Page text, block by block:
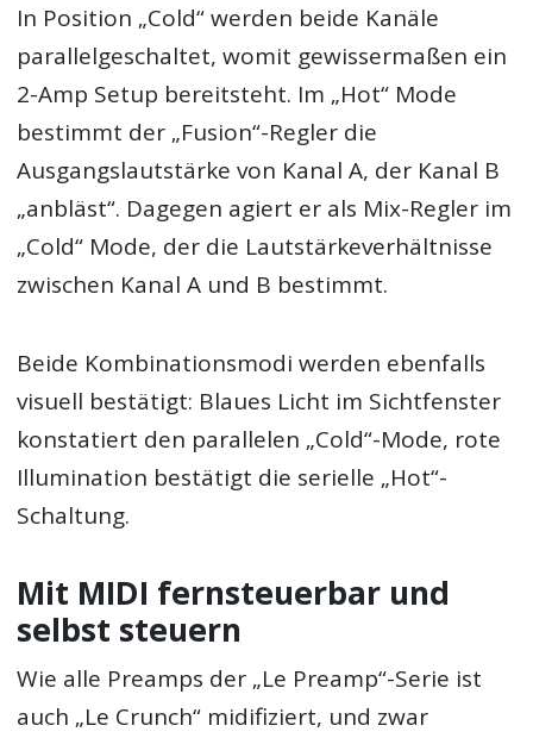
In Position „Cold“ werden beide Kanäle
parallelgeschaltet, womit gewissermaßen ein
2-Amp Setup bereitsteht. Im „Hot“ Mode
bestimmt der „Fusion“-Regler die
Ausgangslautstärke von Kanal A, der Kanal B
„anbläst“. Dagegen agiert er als Mix-Regler im
„Cold“ Mode, der die Lautstärkeverhältnisse
zwischen Kanal A und B bestimmt.
Beide Kombinationsmodi werden ebenfalls
visuell bestätigt: Blaues Licht im Sichtfenster
konstatiert den parallelen „Cold“-Mode, rote
Illumination bestätigt die serielle „Hot“-
Schaltung.
Mit MIDI fernsteuerbar und
selbst steuern
Wie alle Preamps der „Le Preamp“-Serie ist
auch „Le Crunch“ midifiziert, und zwar